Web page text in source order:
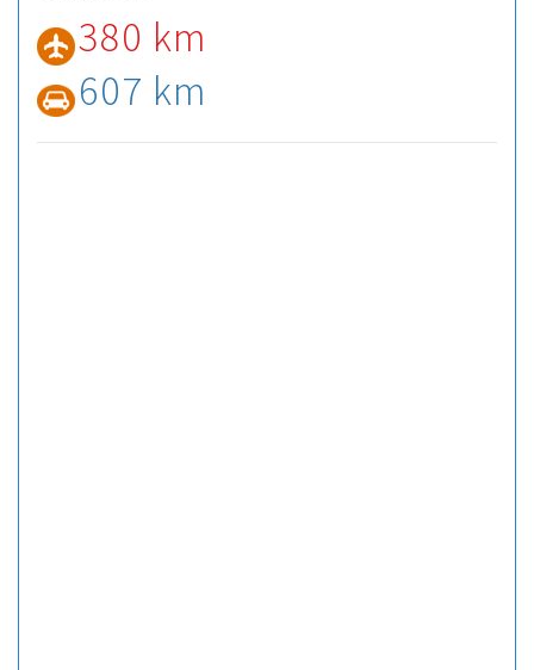
380 km
607 km